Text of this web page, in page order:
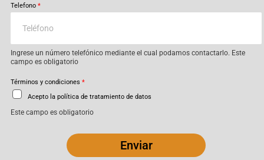
Telefono *
Ingrese un número telefónico mediante el cual podamos contactarlo. Este
campo es obligatorio
Términos y condiciones *
Acepto la política de tratamiento de datos
Este campo es obligatorio
Enviar